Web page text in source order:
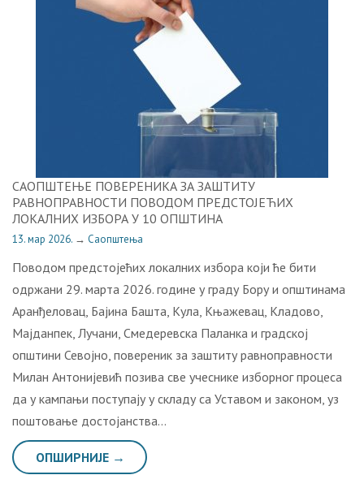
САОПШТЕЊЕ ПОВЕРЕНИКА ЗА ЗАШТИТУ
РАВНОПРАВНОСТИ ПОВОДОМ ПРЕДСТОЈЕЋИХ
ЛОКАЛНИХ ИЗБОРА У 10 ОПШТИНА
13. мар 2026. → Саопштења
Поводом предстојећих локалних избора који ће бити
одржани 29. марта 2026. године у граду Бору и општинама
Аранђеловац, Бајина Башта, Кула, Књажевац, Кладово,
Мајданпек, Лучани, Смедеревска Паланка и градској
општини Севојно, повереник за заштиту равноправности
Милан Антонијевић позива све учеснике изборног процеса
да у кампањи поступају у складу са Уставом и законом, уз
поштовање достојанства…
ОПШИРНИЈЕ →